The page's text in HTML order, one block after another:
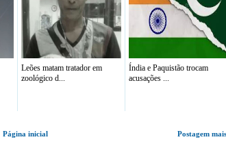
Leões matam tratador em
zoológico d...
Índia e Paquistão trocam
acusações ...
Postagem
Página inicial